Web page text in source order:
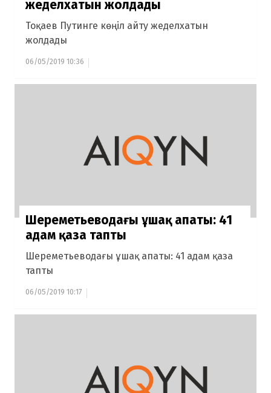
жеделхатын жолдады
Тоқаев Путинге көңіл айту жеделхатын
жолдады
06/05/2019 10:36
Шереметьеводағы ұшақ апаты: 41
адам қаза тапты
Шереметьеводағы ұшақ апаты: 41 адам қаза
тапты
06/05/2019 10:17